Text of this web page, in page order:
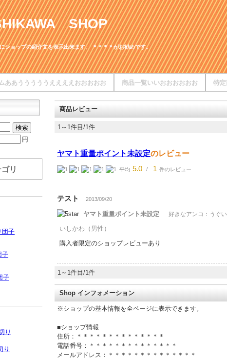
SHOP
ショップの紹介文を表示出来ます。 ＊＊＊＊がお勧めです。
特
商品一覧いいおおおおおお
ああうううううええええおおおおお
商品レビュー
1～1件目/1件
ヤマト重量ポイント未設定のレビュー
平均 5.0 / 1 件のレビュー
テスト 2013/09/20
ヤマト重量ポイント未設定 好きなアンコ：うぐ
いしかわ （男性）
購入者限定のショップレビューあり
1～1件目/1件
Shop インフォメーション
※ショップの基本情報を全ページに表示できます。
■ショップ情報
住所：＊＊＊＊＊＊＊＊＊＊＊＊＊＊
電話番号：＊＊＊＊＊＊＊＊＊＊＊＊＊＊
メールアドレス：＊＊＊＊＊＊＊＊＊＊＊＊＊＊
円
リ
団子
子
子
り
り